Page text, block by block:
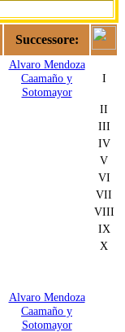
Successore:
Alvaro Mendoza
Caamaño y
Sotomayor
I
II
III
IV
V
VI
VII
VIII
IX
X
Alvaro Mendoza
Caamaño y
Sotomayor